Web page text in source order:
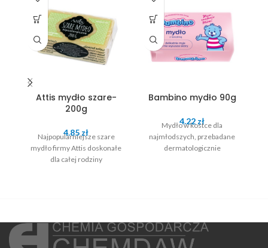
Attis mydło szare-
200g
4.85 zł
Najpopularniejsze szare
mydło firmy Attis doskonałe
dla całej rodziny
Bambino mydło 90g
4.22 zł
Mydło w kostce dla
najmłodszych, przebadane
dermatologicznie